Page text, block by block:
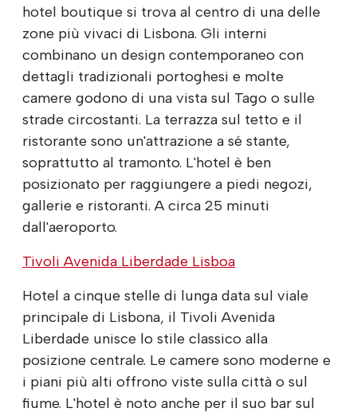
hotel boutique si trova al centro di una delle
zone più vivaci di Lisbona. Gli interni
combinano un design contemporaneo con
dettagli tradizionali portoghesi e molte
camere godono di una vista sul Tago o sulle
strade circostanti. La terrazza sul tetto e il
ristorante sono un'attrazione a sé stante,
soprattutto al tramonto. L'hotel è ben
posizionato per raggiungere a piedi negozi,
gallerie e ristoranti. A circa 25 minuti
dall'aeroporto.
Tivoli Avenida Liberdade Lisboa
Hotel a cinque stelle di lunga data sul viale
principale di Lisbona, il Tivoli Avenida
Liberdade unisce lo stile classico alla
posizione centrale. Le camere sono moderne e
i piani più alti offrono viste sulla città o sul
fiume. L'hotel è noto anche per il suo bar sul